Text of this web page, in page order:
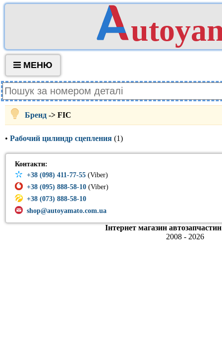
МЕНЮ
Бренд -> FIC
• Рабочий цилиндр сцепления (1)
Контакти:
+38 (098) 411-77-55 (Viber)
+38 (095) 888-58-10 (Viber)
+38 (073) 888-58-10
shop@autoyamato.com.ua
Інтернет магазин
2008 - 2026